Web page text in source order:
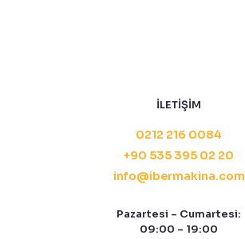
İLETİŞİM
0212 216 0084
+90 535 395 02 20
info@ibermakina.com
Pazartesi – Cumartesi:
09:00 – 19:00